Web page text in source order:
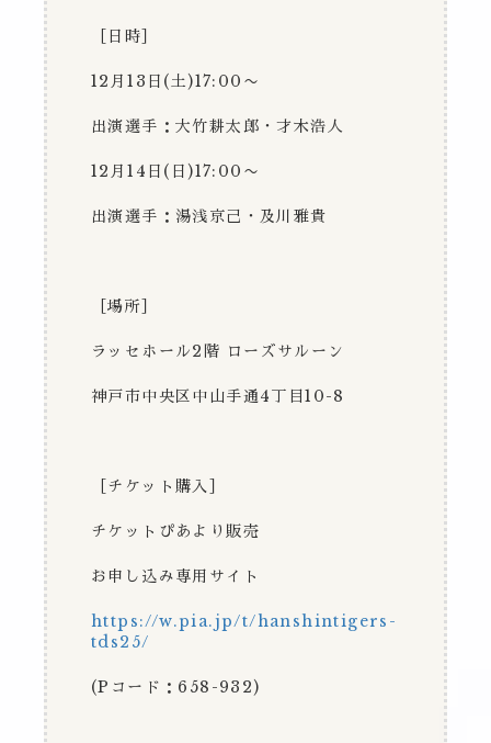
［日時］
12 月13 日 (土)17:00 〜
出演選手：大竹耕太郎・才木浩人
12 月14 日 ( 日 )17:00 〜
出演選手：湯浅京己・及川雅貴
［場所］
ラッセホール2 階 ローズサルーン
神戸市中央区中山手通4丁目10-8
［チケット購入］
チケットぴあより販売
お申し込み専用サイト
https://w.pia.jp/t/hanshintigers-
tds25/
(P コード： 658-932)